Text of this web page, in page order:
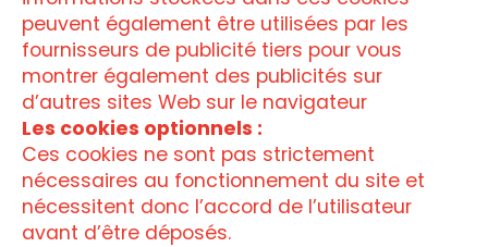
peuvent également être utilisées par les
fournisseurs de publicité tiers pour vous
montrer également des publicités sur
d’autres sites Web sur le navigateur
Les cookies optionnels :
Ces cookies ne sont pas strictement
nécessaires au fonctionnement du site et
nécessitent donc l’accord de l’utilisateur
avant d’être déposés.